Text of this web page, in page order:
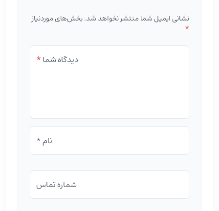
نشانی ایمیل شما منتشر نخواهد شد.بخش‌های موردنیاز
*
دیدگاه شما*
نام *
شماره تماس